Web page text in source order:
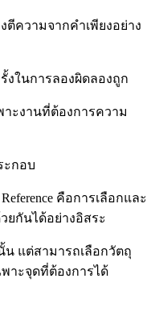
ความจากคำเพียงอย่าง
งในการลองผิดลองถูก
าะงานที่ต้องการความ
ะกอบ
คือการเลือกและ
ยกันได้อย่างอิสระ
น แต่สามารถเลือกวัตถุ
าะจุดที่ต้องการได้